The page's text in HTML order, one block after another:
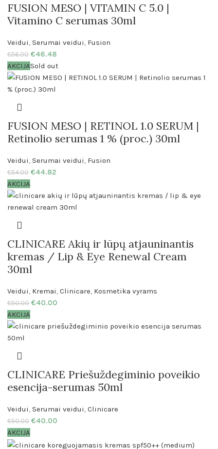
FUSION MESO | VITAMIN C 5.0 |
Vitamino C serumas 30ml
Veidui, Serumai veidui, Fusion
€56.00 €46.48
AKCIJASold out
FUSION MESO | RETINOL 1.0 SERUM |
Retinolio serumas 1 % (proc.) 30ml
Veidui, Serumai veidui, Fusion
€54.00 €44.82
AKCIJA
CLINICARE Akių ir lūpų atjauninantis
kremas / Lip & Eye Renewal Cream
30ml
Veidui, Kremai, Clinicare, Kosmetika vyrams
€50.00 €40.00
AKCIJA
CLINICARE Priešuždegiminio poveikio
esencija-serumas 50ml
Veidui, Serumai veidui, Clinicare
€50.00 €40.00
AKCIJA